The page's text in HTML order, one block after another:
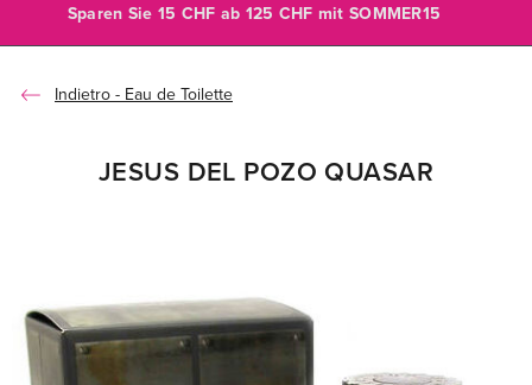
Sparen Sie 15 CHF ab 125 CHF mit SOMMER15
Eau de Toilette
JESUS DEL POZO QUASAR